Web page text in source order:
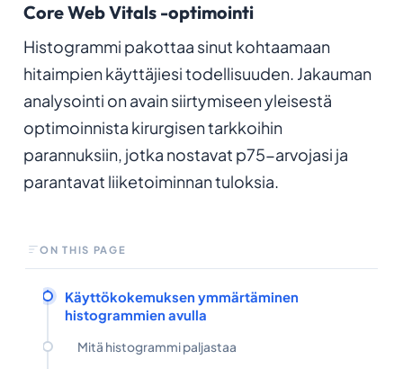
Core Web Vitals -optimointi
Histogrammi pakottaa sinut kohtaamaan
hitaimpien käyttäjiesi todellisuuden. Jakauman
analysointi on avain siirtymiseen yleisestä
optimoinnista kirurgisen tarkkoihin
parannuksiin, jotka nostavat p75-arvojasi ja
parantavat liiketoiminnan tuloksia.
ON THIS PAGE
Käyttökokemuksen ymmärtäminen
histogrammien avulla
Mitä histogrammi paljastaa